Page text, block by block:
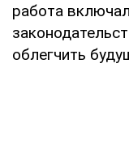
работа
облегчить